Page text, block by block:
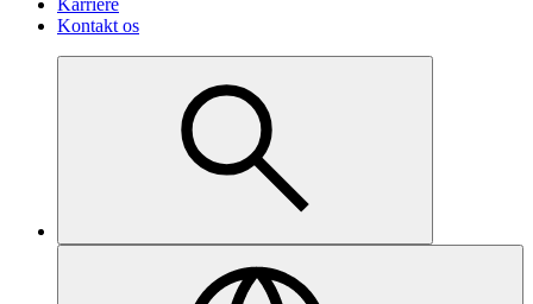
Karriere
Kontakt os